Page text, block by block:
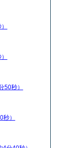
50秒）
秒）